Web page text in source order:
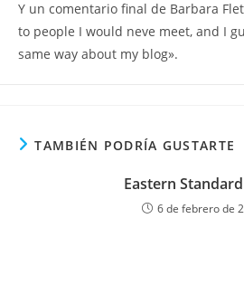
Y un comentario final de Barbara
to people I would neve meet, and I
same way about my blog».
TAMBIÉN PODRÍA GUSTARTE
Eastern
6 de febrero de